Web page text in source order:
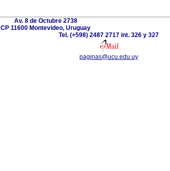
Av. 8 de Octubre 2738
CP 11600 Montevideo, Uruguay
Tel. (+598) 2487 2717 int. 326 y 327
paginas@ucu.edu.uy